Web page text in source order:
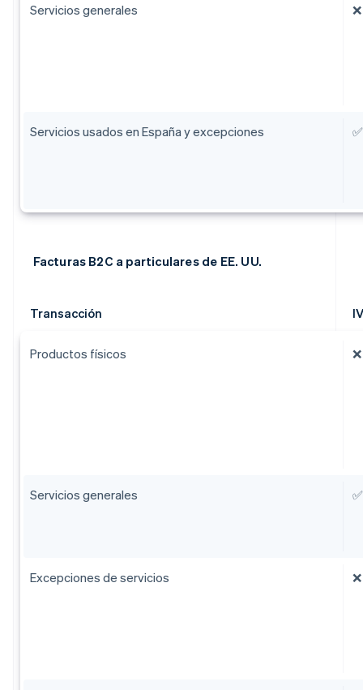
Servicios generales ❌
Servicios usados en España y excepciones ✅
Facturas B2C a particulares de EE. UU.
Transacción
Productos físicos ❌
Servicios generales ✅
Excepciones de servicios ❌